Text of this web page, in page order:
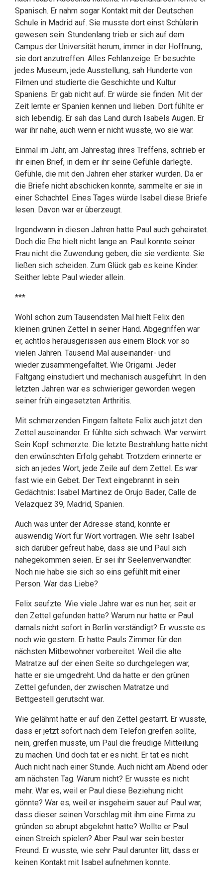
Spanisch. Er nahm sogar Kontakt mit der Deutschen
Schule in Madrid auf. Sie musste dort einst Schülerin
gewesen sein. Stundenlang trieb er sich auf dem
Campus der Universität herum, immer in der Hoffnung,
sie dort anzutreffen. Alles Fehlanzeige. Er besuchte
jedes Museum, jede Ausstellung, sah Hunderte von
Filmen und studierte die Geschichte und Kultur
Spaniens. Er gab nicht auf. Er würde sie finden. Mit der
Zeit lernte er Spanien kennen und lieben. Dort fühlte er
sich lebendig. Er sah das Land durch Isabels Augen. Er
war ihr nahe, auch wenn er nicht wusste, wo sie war.
Einmal im Jahr, am Jahrestag ihres Treffens, schrieb er
ihr einen Brief, in dem er ihr seine Gefühle darlegte.
Gefühle, die mit den Jahren eher stärker wurden. Da er
die Briefe nicht abschicken konnte, sammelte er sie in
einer Schachtel. Eines Tages würde Isabel diese Briefe
lesen. Davon war er überzeugt.
Irgendwann in diesen Jahren hatte Paul auch geheiratet.
Doch die Ehe hielt nicht lange an. Paul konnte seiner
Frau nicht die Zuwendung geben, die sie verdiente. Sie
ließen sich scheiden. Zum Glück gab es keine Kinder.
Seither lebte Paul wieder allein.
***
Wohl schon zum Tausendsten Mal hielt Felix den
kleinen grünen Zettel in seiner Hand. Abgegriffen war
er, achtlos herausgerissen aus einem Block vor so
vielen Jahren. Tausend Mal auseinander- und
wieder zusammengefaltet. Wie Origami. Jeder
Faltgang einstudiert und mechanisch ausgeführt. In den
letzten Jahren war es schwieriger geworden wegen
seiner früh eingesetzten Arthritis.
Mit schmerzenden Fingern faltete Felix auch jetzt den
Zettel auseinander. Er fühlte sich schwach. War verwirrt.
Sein Kopf schmerzte. Die letzte Bestrahlung hatte nicht
den erwünschten Erfolg gehabt. Trotzdem erinnerte er
sich an jedes Wort, jede Zeile auf dem Zettel. Es war
fast wie ein Gebet. Der Text eingebrannt in sein
Gedächtnis: Isabel Martinez de Orujo Bader, Calle de
Velazquez 39, Madrid, Spanien.
Auch was unter der Adresse stand, konnte er
auswendig Wort für Wort vortragen. Wie sehr Isabel
sich darüber gefreut habe, dass sie und Paul sich
nahegekommen seien. Er sei ihr Seelenverwandter.
Noch nie habe sie sich so eins gefühlt mit einer
Person. War das Liebe?
Felix seufzte. Wie viele Jahre war es nun her, seit er
den Zettel gefunden hatte? Warum nur hatte er Paul
damals nicht sofort in Berlin verständigt? Er wusste es
noch wie gestern. Er hatte Pauls Zimmer für den
nächsten Mitbewohner vorbereitet. Weil die alte
Matratze auf der einen Seite so durchgelegen war,
hatte er sie umgedreht. Und da hatte er den grünen
Zettel gefunden, der zwischen Matratze und
Bettgestell gerutscht war.
Wie gelähmt hatte er auf den Zettel gestarrt. Er wusste,
dass er jetzt sofort nach dem Telefon greifen sollte,
nein, greifen musste, um Paul die freudige Mitteilung
zu machen. Und doch tat er es nicht. Er tat es nicht.
Auch nicht nach einer Stunde. Auch nicht am Abend oder
am nächsten Tag. Warum nicht? Er wusste es nicht
mehr. War es, weil er Paul diese Beziehung nicht
gönnte? War es, weil er insgeheim sauer auf Paul war,
dass dieser seinen Vorschlag mit ihm eine Firma zu
gründen so abrupt abgelehnt hatte? Wollte er Paul
einen Streich spielen? Aber Paul war sein bester
Freund. Er wusste, wie sehr Paul darunter litt, dass er
keinen Kontakt mit Isabel aufnehmen konnte.